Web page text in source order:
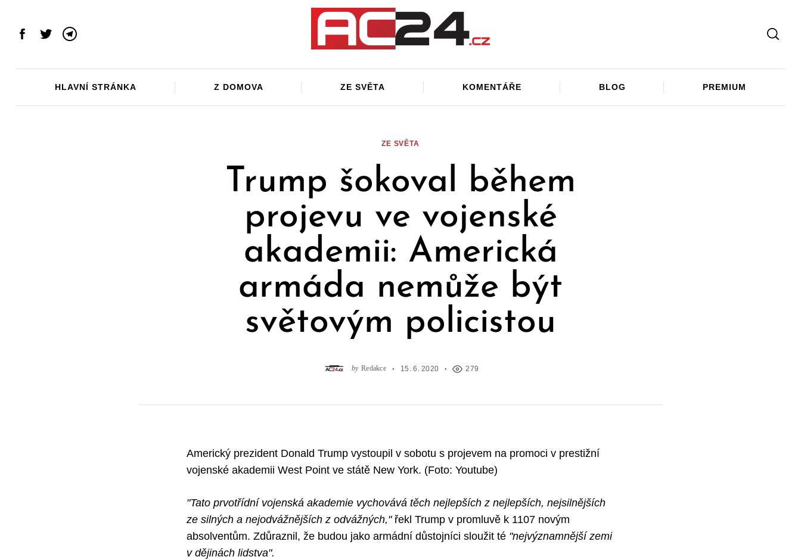
contentFacebook
TwitterTelegram
HLAVNÍ STRÁNKA Z DOMOVA ZE SVĚTA KOMENTÁŘE BLOG PREMIUM
ZE SVĚTA
Trump šokoval během
projevu ve vojenské
akademii: Americká
armáda nemůže být
světovým policistou
by Redakce 15. 6. 2020 279
Americký prezident Donald Trump vystoupil v sobotu s projevem na promoci v prestižní
vojenské akademii West Point ve státě New York. (Foto: Youtube)
"Tato prvotřídní vojenská akademie vychovává těch nejlepších z nejlepších, nejsilnějších
ze silných a nejodvážnějších z odvážných,"řekl Trump v promluvě k 1107 novým
absolventům. Zdůraznil, že budou jako armádní důstojníci sloužit té "nejvýznamnější zemi
v dějinách lidstva".